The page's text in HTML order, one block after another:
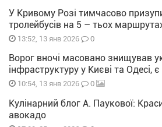
У Кривому Розі тимчасово
тролейбусів на 5 – тьох
13:52, 13 янв 2026 0
Ворог вночі масовано знищував
інфраструктуру у Києві та Одесі, є
10:54, 13 янв 2026 0
Кулінарний блог А. Паукової:
авокадо